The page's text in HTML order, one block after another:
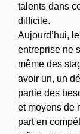
talents dans
difficile.
Aujourd’hui,
entreprise ne
même des
avoir un, un
partie des
et moyens de
part en